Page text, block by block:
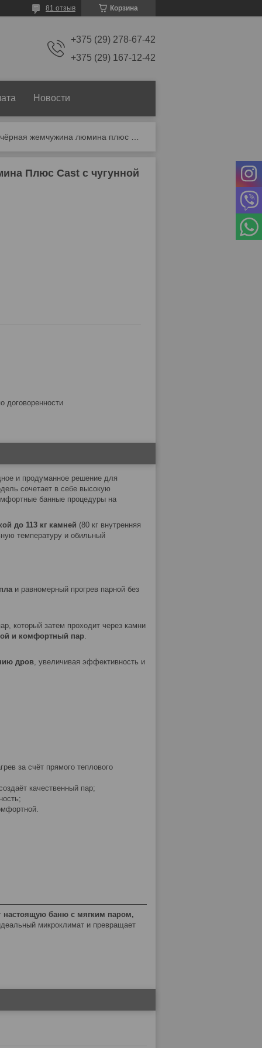
Корзина
81 отзыв
+375 (29) 278-67-42
+375 (29) 167-12-42
Новости
Плюс Cast с чугунной
договоренности
и продуманное решение для
сочетает в себе высокую
банные процедуры на
до 113 кг камней (80 кг внутренняя
температуру и обильный
и равномерный прогрев парной без
который затем проходит через камни
и комфортный пар.
дров, увеличивая эффективность и
за счёт прямого теплового
качественный пар;
настоящую баню с мягким паром,
микроклимат и превращает